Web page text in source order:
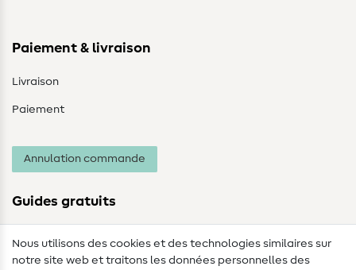
Paiement & livraison
Livraison
Paiement
Annulation commande
Guides gratuits
Lexique de couture
Nous utilisons des cookies et des technologies similaires sur
notre site web et traitons les données personnelles des